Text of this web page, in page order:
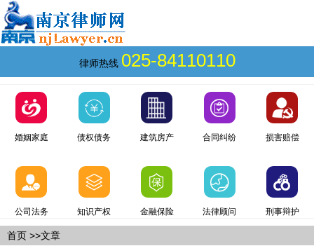
律师热线 025-84110110
婚姻家庭 债权债务 建筑房产 合同纠纷 损害赔偿
公司法务 知识产权 金融保险 法律顾问 刑事辩护
首页 >>文章